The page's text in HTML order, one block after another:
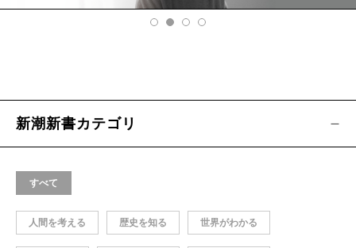
v
xt
新潮新書カテゴリ
すべて
人間を考える 歴史を知る 世界がわかる